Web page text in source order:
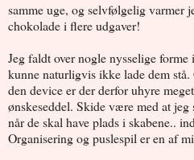
samme uge, og selvfølgelig varmer
chokolade i flere udgaver!
Jeg faldt over nogle nysselige
kunne naturligvis ikke lade dem
den device er der derfor uhyre
ønskeseddel. Skide være med at jeg
når de skal have plads i skabene..
Organisering og puslespil er en af